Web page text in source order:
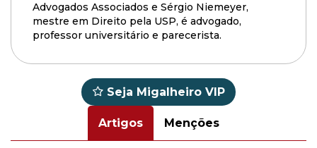
Advogados Associados e Sérgio Niemeyer,
mestre em Direito pela USP, é advogado,
professor universitário e parecerista.
Seja Migalheiro VIP
Artigos Menções